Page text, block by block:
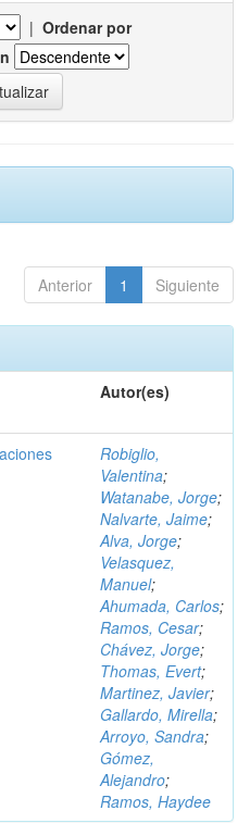
| Ordenar por
Anterior 1 Siguiente
Autor(es)
Robiglio,
Valentina;
Watanabe, Jorge;
Nalvarte, Jaime;
Alva, Jorge;
Velasquez,
Manuel;
Ahumada, Carlos;
Ramos, Cesar;
Chávez, Jorge;
Thomas, Evert;
Martinez, Javier;
Gallardo, Mirella;
Arroyo, Sandra;
Gómez,
Alejandro;
Ramos, Haydee